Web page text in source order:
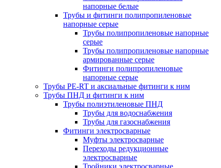
напорные белые
Трубы и фитинги полипропиленовые
напорные серые
Трубы полипропиленовые напорные
серые
Трубы полипропиленовые напорные
армированные серые
Фитинги полипропиленовые
напорные серые
Трубы PE-RT и аксиальные фитинги к ним
Трубы ПНД и фитинги к ним
Трубы полиэтиленовые ПНД
Трубы для водоснабжения
Трубы для газоснабжения
Фитинги электросварные
Муфты электросварные
Переходы редукционные
электросварные
Тройники электросварные